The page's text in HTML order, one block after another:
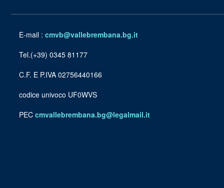
E-mail : cmvb@vallebrembana.bg.it
Tel.(+39) 0345 81177
C.F. E P.IVA 02756440166
codice univoco UF0WVS
PEC cmvallebrembana.bg@legalmail.it